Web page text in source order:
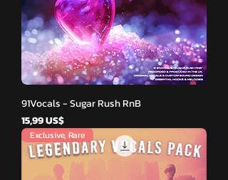
91Vocals - Sugar Rush RnB
Giá
15,99 US$
Exclusive, Rare